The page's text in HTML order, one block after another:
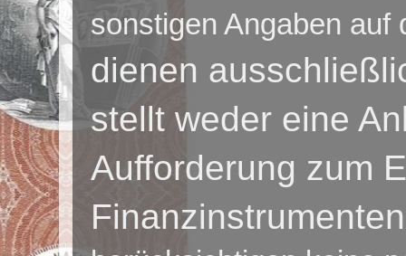
sonstigen Angaben auf
dienen
stellt weder eine
Aufforderung zum